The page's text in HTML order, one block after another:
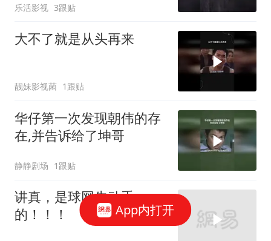
乐活影视 3跟贴
大不了就是从头再来
靓妹影视菌 1跟贴
华仔第一次发现朝伟的存
在,并告诉给了坤哥
静静剧场 1跟贴
讲真，是球网先动手
的！！！
App内打开